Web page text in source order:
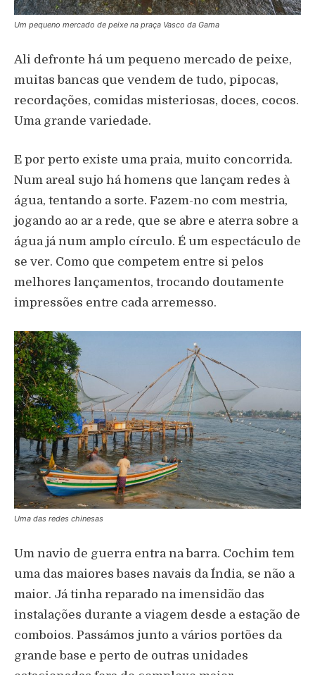
Um pequeno mercado de peixe na praça Vasco da Gama
Ali defronte há um pequeno mercado de peixe,
muitas bancas que vendem de tudo, pipocas,
recordações, comidas misteriosas, doces, cocos.
Uma grande variedade.
E por perto existe uma praia, muito concorrida.
Num areal sujo há homens que lançam redes à
água, tentando a sorte. Fazem-no com mestria,
jogando ao ar a rede, que se abre e aterra sobre a
água já num amplo círculo. É um espectáculo de
se ver. Como que competem entre si pelos
melhores lançamentos, trocando doutamente
impressões entre cada arremesso.
Uma das redes chinesas
Um navio de guerra entra na barra. Cochim tem
uma das maiores bases navais da Índia, se não a
maior. Já tinha reparado na imensidão das
instalações durante a viagem desde a estação de
comboios. Passámos junto a vários portões da
grande base e perto de outras unidades